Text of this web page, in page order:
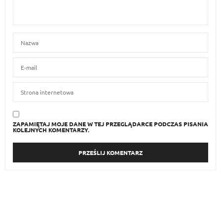
ZAPAMIĘTAJ MOJE DANE W TEJ PRZEGLĄDARCE PODCZAS PISANIA
KOLEJNYCH KOMENTARZY.